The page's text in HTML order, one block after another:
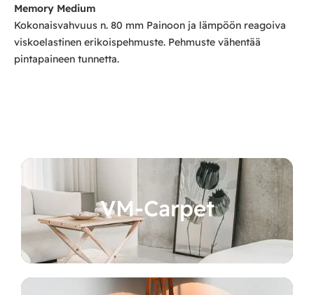
Memory Medium
Kokonaisvahvuus n. 80 mm Painoon ja lämpöön reagoiva
viskoelastinen erikoispehmuste. Pehmuste vähentää
pintapaineen tunnetta.
VM-Carpet